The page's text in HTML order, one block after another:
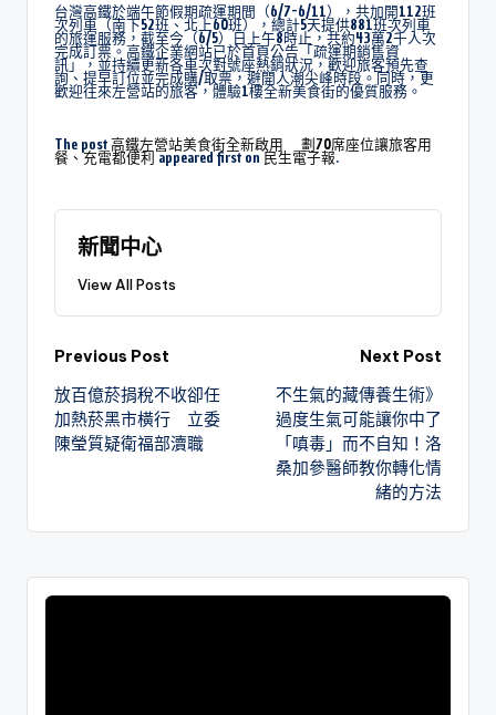
台灣高鐵於端午節假期疏運期間（6/7-6/11），共加開112班
次列車（南下52班、北上60班），總計5天提供881班次列車
的旅運服務，截至今（6/5）日上午8時止，共約43萬2千人次
完成訂票。高鐵企業網站已於首頁公告「疏運期銷售資
訊」，並持續更新各車次對號座熱銷狀況，歡迎旅客預先查
詢、提早訂位並完成購/取票，避開人潮尖峰時段。同時，更
歡迎往來左營站的旅客，體驗1樓全新美食街的優質服務。
The post高鐵左營站美食街全新啟用 劃70席座位讓旅客用
餐、充電都便利appeared first on民生電子報.
新聞中心
View All Posts
Previous Post
放百億菸捐稅不收卻任
加熱菸黑市橫行 立委
陳瑩質疑衛福部瀆職
Next Post
不生氣的藏傳養生術》
過度生氣可能讓你中了
「嗔毒」而不自知！洛
桑加參醫師教你轉化情
緒的方法